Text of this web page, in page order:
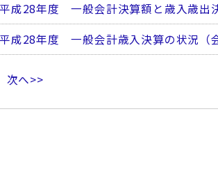
平成28年度 一般会計決算額と歳入歳出
平成28年度 一般会計歳入決算の状況（
次へ>>